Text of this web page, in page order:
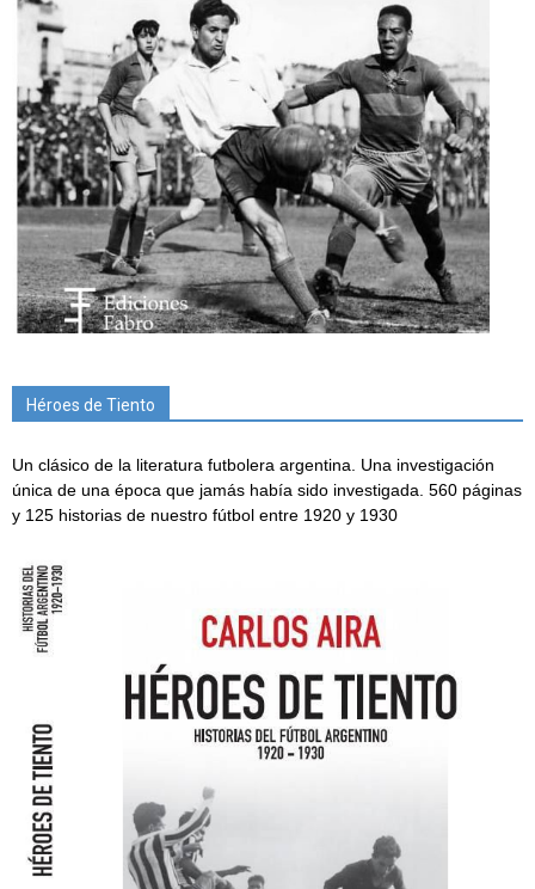
Héroes de Tiento
Un clásico de la literatura futbolera argentina. Una investigación
única de una época que jamás había sido investigada. 560 páginas
y 125 historias de nuestro fútbol entre 1920 y 1930